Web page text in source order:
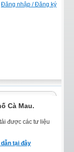
Đăng nhập / Đăng ký
Cà Mau.
được các tư liệu
tại đây